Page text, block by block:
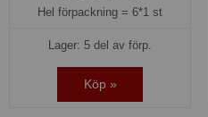
Hel förpackning = 6*1 st
Lager: 5 del av förp.
Köp »